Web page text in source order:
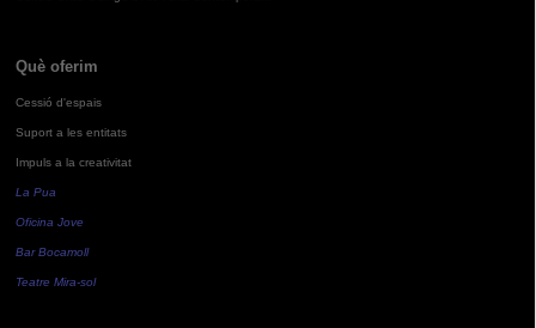
Què oferim
Cessió d'espais
Suport a les entitats
Impuls a la creativitat
La Pua
Oficina Jove
Bar Bocamoll
Teatre Mira-sol